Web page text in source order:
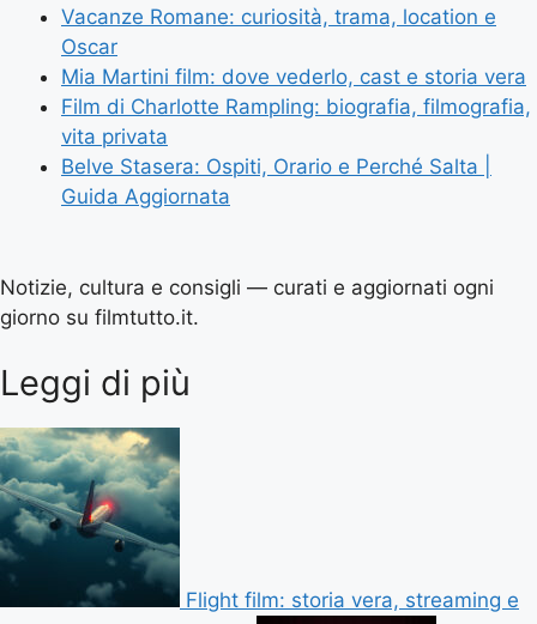
Vacanze Romane: curiosità, trama, location e
Oscar
Mia Martini film: dove vederlo, cast e storia vera
Film di Charlotte Rampling: biografia, filmografia,
vita privata
Belve Stasera: Ospiti, Orario e Perché Salta |
Guida Aggiornata
Notizie, cultura e consigli — curati e aggiornati ogni
giorno su filmtutto.it.
Leggi di più
Flight film: storia vera, streaming e